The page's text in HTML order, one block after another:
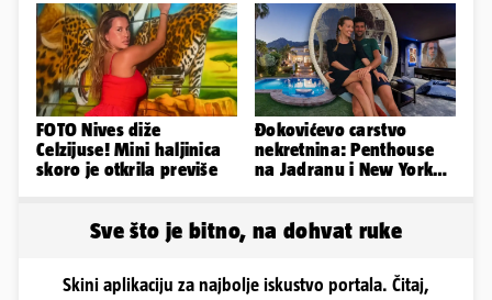
što radi danas
FOTO Nives diže
Celzijuse! Mini haljinica
skoro je otkrila previše
Đokovićevo carstvo
nekretnina: Penthouse
na Jadranu i New Yorku,
Sve što je bitno, na dohvat ruke
Skini aplikaciju za najbolje iskustvo portala. Čitaj,